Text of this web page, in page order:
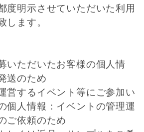
度明示させていただいた利用
します。
いただいたお客様の個人情
送のため
営するイベント等にご参加い
個人情報：イベントの管理運
ご依頼のため